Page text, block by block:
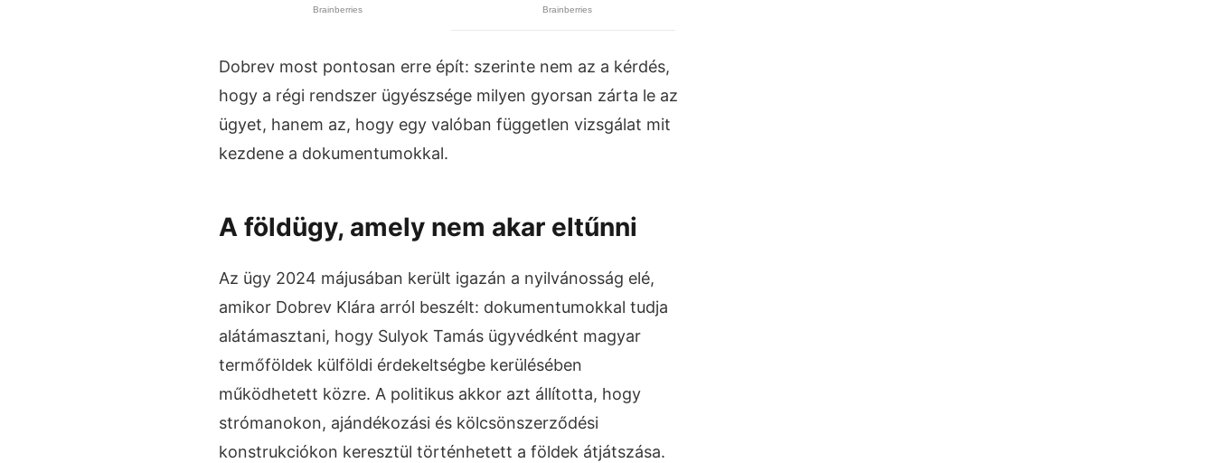
Dobrev most pontosan erre épít: szerinte nem az a kérdés,
hogy a régi rendszer ügyészsége milyen gyorsan zárta le az
ügyet, hanem az, hogy egy valóban független vizsgálat mit
kezdene a dokumentumokkal.
A földügy, amely nem akar eltűnni
Az ügy 2024 májusában került igazán a nyilvánosság elé,
amikor Dobrev Klára arról beszélt: dokumentumokkal tudja
alátámasztani, hogy Sulyok Tamás ügyvédként magyar
termőföldek külföldi érdekeltségbe kerülésében
működhetett közre. A politikus akkor azt állította, hogy
strómanokon, ajándékozási és kölcsönszerződési
konstrukciókon keresztül történhetett a földek átjátszása.